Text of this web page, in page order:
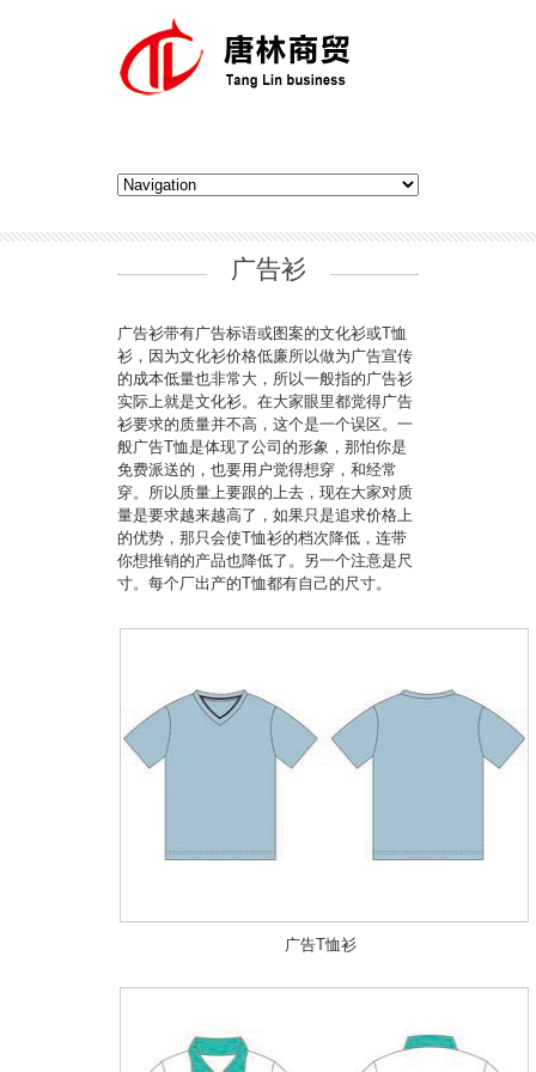
广告衫
广告衫带有广告标语或图案的文化衫或T恤
衫，因为文化衫价格低廉所以做为广告宣传
的成本低量也非常大，所以一般指的广告衫
实际上就是文化衫。在大家眼里都觉得广告
衫要求的质量并不高，这个是一个误区。一
般广告T恤是体现了公司的形象，那怕你是
免费派送的，也要用户觉得想穿，和经常
穿。所以质量上要跟的上去，现在大家对质
量是要求越来越高了，如果只是追求价格上
的优势，那只会使T恤衫的档次降低，连带
你想推销的产品也降低了。另一个注意是尺
寸。每个厂出产的T恤都有自己的尺寸。
广告T恤衫